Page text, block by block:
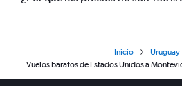
Inicio
Uruguay
Vuelos baratos de Estados Unidos a